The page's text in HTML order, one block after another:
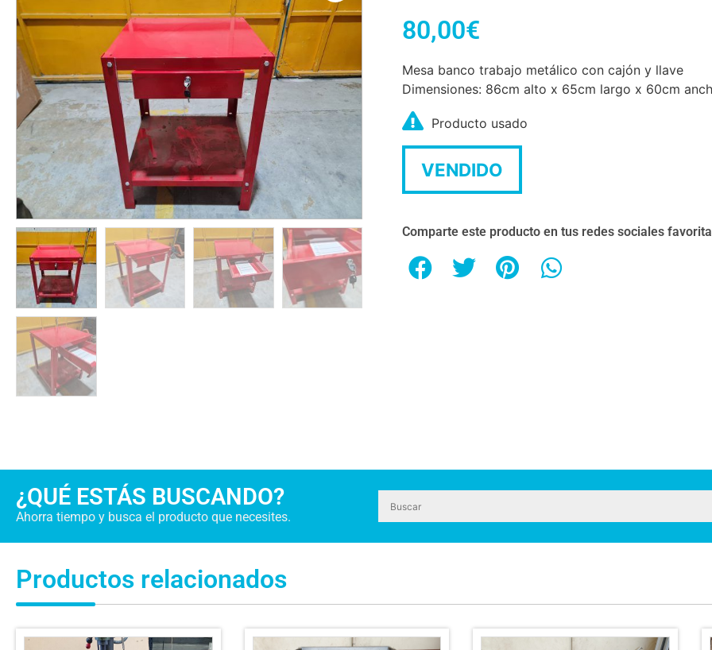
80,00€
Mesa banco trabajo metálico con cajón y llave
Dimensiones: 86cm alto x 65cm largo x 60cm
Producto usado
VENDIDO
Comparte este producto en tus redes sociales
¿QUÉ ESTÁS BUSCANDO?
Ahorra tiempo y busca el producto que necesites.
Productos relacionados